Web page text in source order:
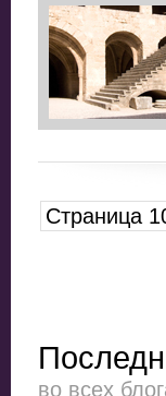
Страница
во всех